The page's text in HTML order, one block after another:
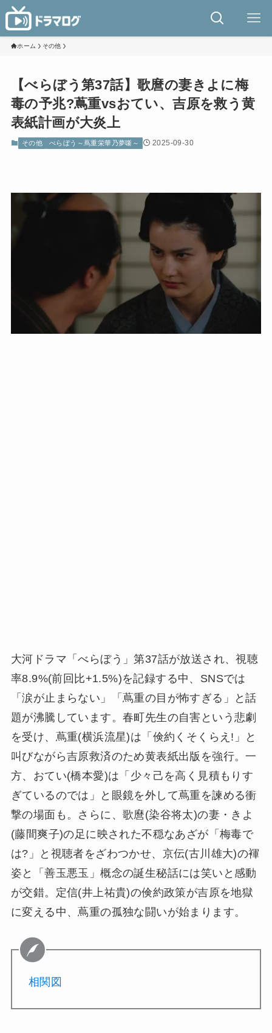
ホーム その他
【べらぼう第37話】歌麿の妻きよに梅
毒の予兆?蔦重vsおてい、吉原を救う黄
表紙計画が大炎上
その他 べらぼう～蔦重栄華乃夢噺～ 2025-09-30
大河ドラマ「べらぼう」第37話が放送され、視聴
率8.9%(前回比+1.5%)を記録する中、SNSでは
「涙が止まらない」「蔦重の目が怖すぎる」と話
題が沸騰しています。春町先生の自害という悲劇
を受け、蔦重(横浜流星)は「倹約くそくらえ!」と
叫びながら吉原救済のため黄表紙出版を強行。一
方、おてい(橋本愛)は「少々己を高く見積もりす
ぎているのでは」と眼鏡を外して蔦重を諫める衝
撃の場面も。さらに、歌麿(染谷将太)の妻・きよ
(藤間爽子)の足に映された不穏なあざが「梅毒で
は?」と視聴者をざわつかせ、京伝(古川雄大)の褌
姿と「善玉悪玉」概念の誕生秘話には笑いと感動
が交錯。定信(井上祐貴)の倹約政策が吉原を地獄
に変える中、蔦重の孤独な闘いが始まります。
相関図